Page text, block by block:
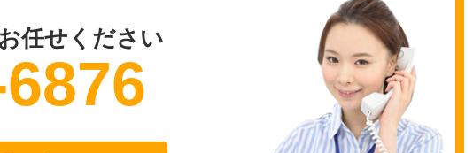
任せください